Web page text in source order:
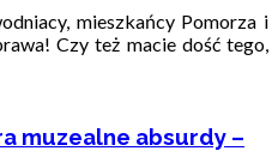
mieszkańcy Pomorza i
Czy też macie dość tego,
muzealne absurdy –